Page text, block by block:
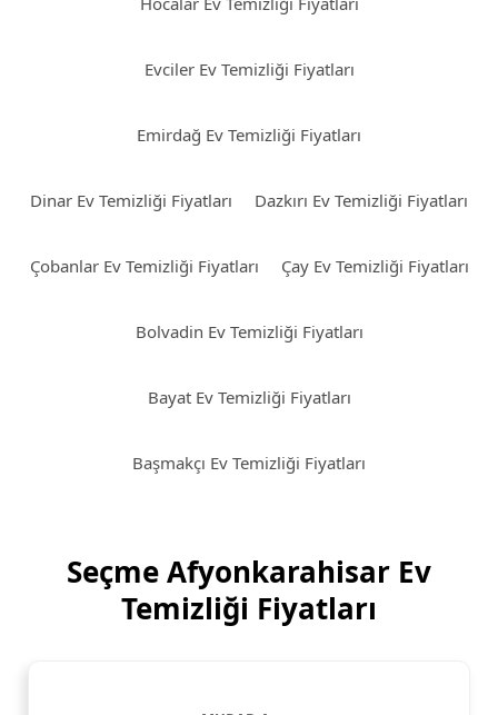
Evciler Ev Temizliği Fiyatları
Emirdağ Ev Temizliği Fiyatları
Dinar Ev Temizliği Fiyatları Dazkırı Ev Temizliği Fiyatları
Çobanlar Ev Temizliği Fiyatları Çay Ev Temizliği Fiyatları
Bolvadin Ev Temizliği Fiyatları
Bayat Ev Temizliği Fiyatları
Başmakçı Ev Temizliği Fiyatları
Seçme Afyonkarahisar Ev
Temizliği Fiyatları